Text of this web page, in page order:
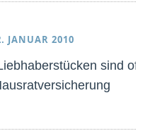
JANUAR 2010
sind oft